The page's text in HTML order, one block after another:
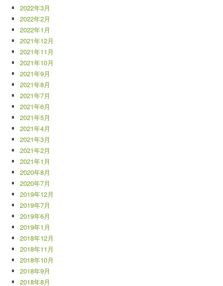
2022年3月
2022年2月
2022年1月
2021年12月
2021年11月
2021年10月
2021年9月
2021年8月
2021年7月
2021年6月
2021年5月
2021年4月
2021年3月
2021年2月
2021年1月
2020年8月
2020年7月
2019年12月
2019年7月
2019年6月
2019年1月
2018年12月
2018年11月
2018年10月
2018年9月
2018年8月